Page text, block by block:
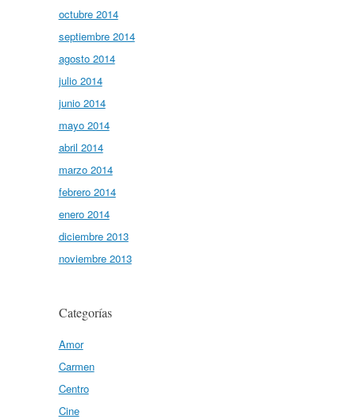
octubre 2014
septiembre 2014
agosto 2014
julio 2014
junio 2014
mayo 2014
abril 2014
marzo 2014
febrero 2014
enero 2014
diciembre 2013
noviembre 2013
Categorías
Amor
Carmen
Centro
Cine